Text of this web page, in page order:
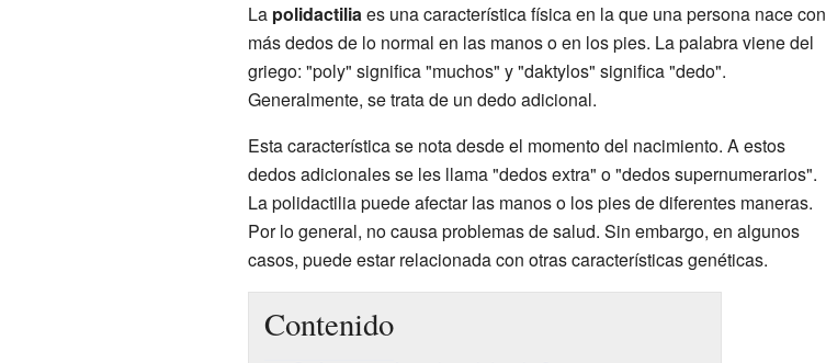
La polidactiliaes una característica física en la que una persona nace con
más dedos de lo normal en las manos o en los pies. La palabra viene del
griego: "poly" significa "muchos" y "daktylos" significa "dedo".
Generalmente, se trata de un dedo adicional.
Esta característica se nota desde el momento del nacimiento. A estos
dedos adicionales se les llama "dedos extra" o "dedos supernumerarios".
La polidactilia puede afectar las manos o los pies de diferentes maneras.
Por lo general, no causa problemas de salud. Sin embargo, en algunos
casos, puede estar relacionada con otras características genéticas.
Contenido